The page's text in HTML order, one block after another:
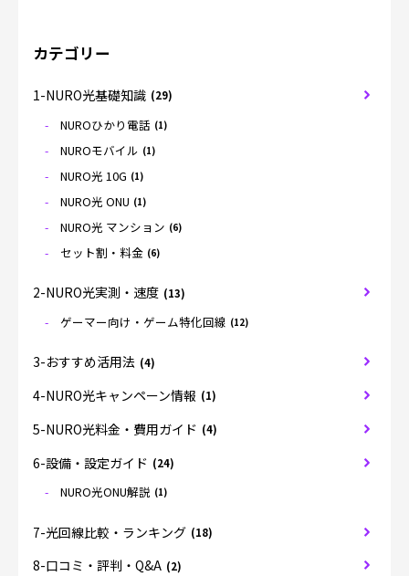
カテゴリー
1-NURO光基礎知識 (29)
NUROひかり電話 (1)
NUROモバイル (1)
NURO光 10G (1)
NURO光 ONU (1)
NURO光 マンション (6)
セット割・料金 (6)
2-NURO光実測・速度 (13)
ゲーマー向け・ゲーム特化回線 (12)
3-おすすめ活用法 (4)
4-NURO光キャンペーン情報 (1)
5-NURO光料金・費用ガイド (4)
6-設備・設定ガイド (24)
NURO光ONU解説 (1)
7-光回線比較・ランキング (18)
8-口コミ・評判・Q&A (2)